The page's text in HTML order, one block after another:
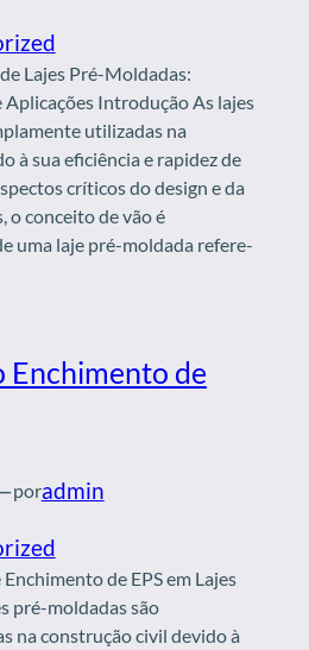
Lajes Pré-Moldadas:
Aplicações Introdução As lajes
utilizadas na
à sua eficiência e rapidez de
críticos do design e da
o conceito de vão é
uma laje pré-moldada refere-
Enchimento de
poradmin
de EPS em Lajes
pré-moldadas são
na construção civil devido à